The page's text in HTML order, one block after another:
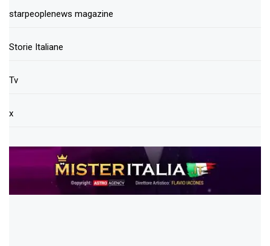
starpeoplenews magazine
Storie Italiane
Tv
x